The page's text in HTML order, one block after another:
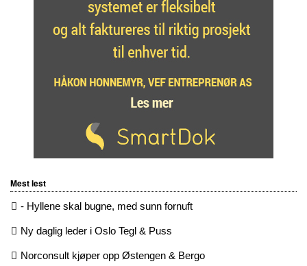
Mest lest
- Hyllene skal bugne, med sunn fornuft
Ny daglig leder i Oslo Tegl & Puss
Norconsult kjøper opp Østengen & Bergo